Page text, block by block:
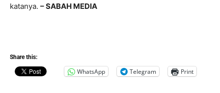
katanya. – SABAH MEDIA
Share this:
WhatsApp Telegram Print